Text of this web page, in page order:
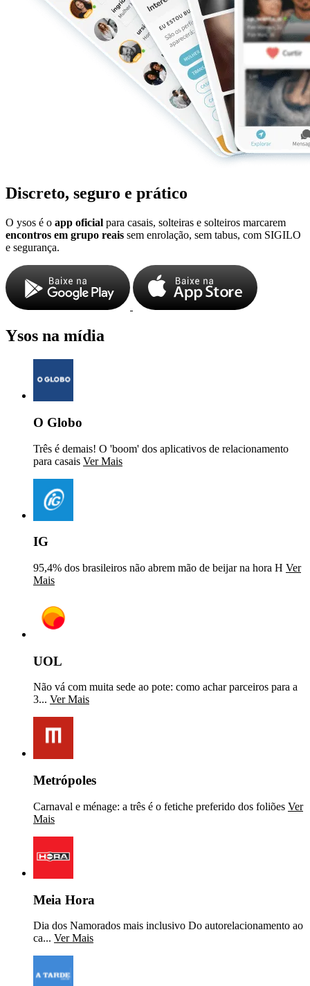
Discreto, seguro e prático
O ysos é o app oficial para casais, solteiras e solteiros marcarem
encontros em grupo reais sem enrolação, sem tabus, com SIGILO
e segurança.
Ysos na mídia
O Globo
Três é demais! O 'boom' dos aplicativos de relacionamento
para casais Ver Mais
IG
95,4% dos brasileiros não abrem mão de beijar na hora H Ver
Mais
UOL
Não vá com muita sede ao pote: como achar parceiros para a
3... Ver Mais
Metrópoles
Carnaval e ménage: a três é o fetiche preferido dos foliões Ver
Mais
Meia Hora
Dia dos Namorados mais inclusivo Do autorelacionamento ao
ca... Ver Mais